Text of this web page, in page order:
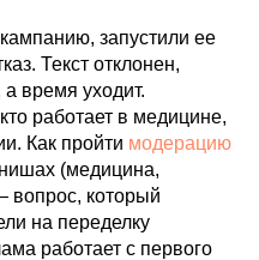
запустили ее
Текст отклонен,
время уходит.
работает в медицине,
Как пройти модерацию
(медицина,
который
на переделку
работает с первого